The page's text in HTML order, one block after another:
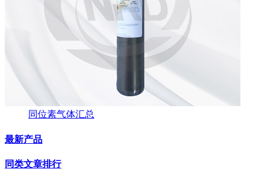
同位素气体汇总
最新产品
同类文章排行